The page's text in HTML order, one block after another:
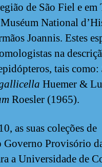
de São Fiel e em
National
Joannis. Estes
na
tais como:
Huemer &
Roesler (1965).
as suas coleções de
Governo Provisório
a Universidade de